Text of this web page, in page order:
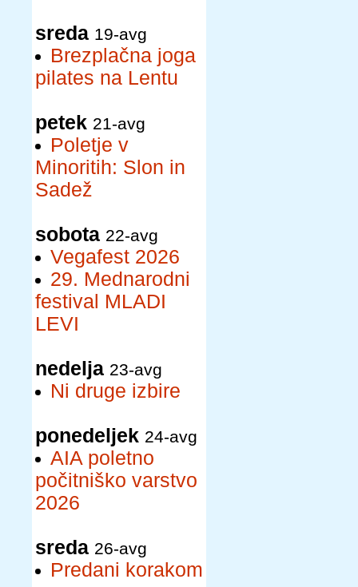
sreda 19-avg
Brezplačna joga
pilates na Lentu
petek 21-avg
Poletje v
Minoritih: Slon in
Sadež
sobota 22-avg
Vegafest 2026
29. Mednarodni
festival MLADI
LEVI
nedelja 23-avg
Ni druge izbire
ponedeljek 24-avg
AIA poletno
počitniško varstvo
2026
sreda 26-avg
Predani korakom